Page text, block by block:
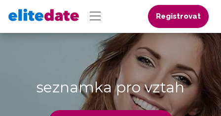
Registrovat
seznamka pro vztah